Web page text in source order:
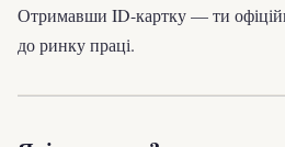
Отримавши ID-картку — ти
до ринку праці.